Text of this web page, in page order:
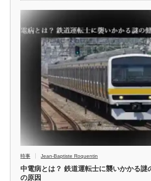
時事 Jean-Baptiste Roquentin
中電病とは？ 鉄道運転士に襲いかかる謎
の原因